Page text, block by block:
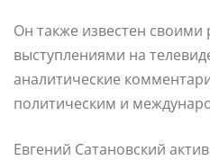
Он также известен своими
выступлениями на
аналитические
политическим и
Евгений Сатановский